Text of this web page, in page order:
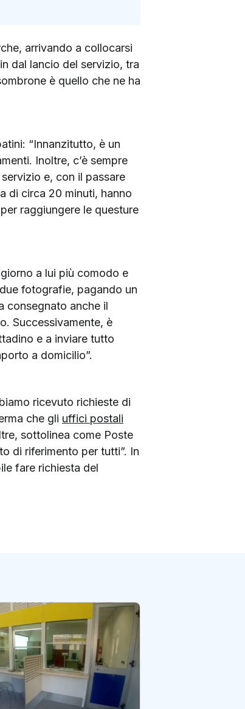
arrivando a collocarsi
dal lancio del servizio, tra
è quello che ne ha
“Innanzitutto, è un
Inoltre, c’è sempre
e, con il passare
di circa 20 minuti, hanno
raggiungere le questure
a lui più comodo e
fotografie, pagando un
consegnato anche il
Successivamente, è
e a inviare tutto
a domicilio”.
ricevuto richieste di
che gli uffici postali
sottolinea come Poste
di riferimento per tutti”. In
fare richiesta del